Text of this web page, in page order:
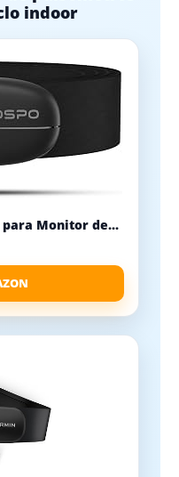
indoor
para Monitor de...